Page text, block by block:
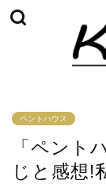
ペントハウス
「ペント
じと感想!